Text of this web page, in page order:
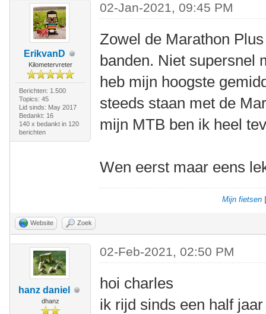
ErikvanD
Kilometervreter
Berichten: 1.500
Topics: 45
Lid sinds: May 2017
Bedankt: 16
140 x bedankt in 120
berichten
02-Jan-2021, 09:45 PM
Zowel de Marathon
banden. Niet supersnel
heb mijn hoogste
steeds staan met de
mijn MTB ben ik heel
Wen eerst maar eens
Mijn fietsen
Website Zoek
hanz daniel
dhanz
02-Feb-2021, 02:50 PM
hoi charles
ik rijd sinds een half